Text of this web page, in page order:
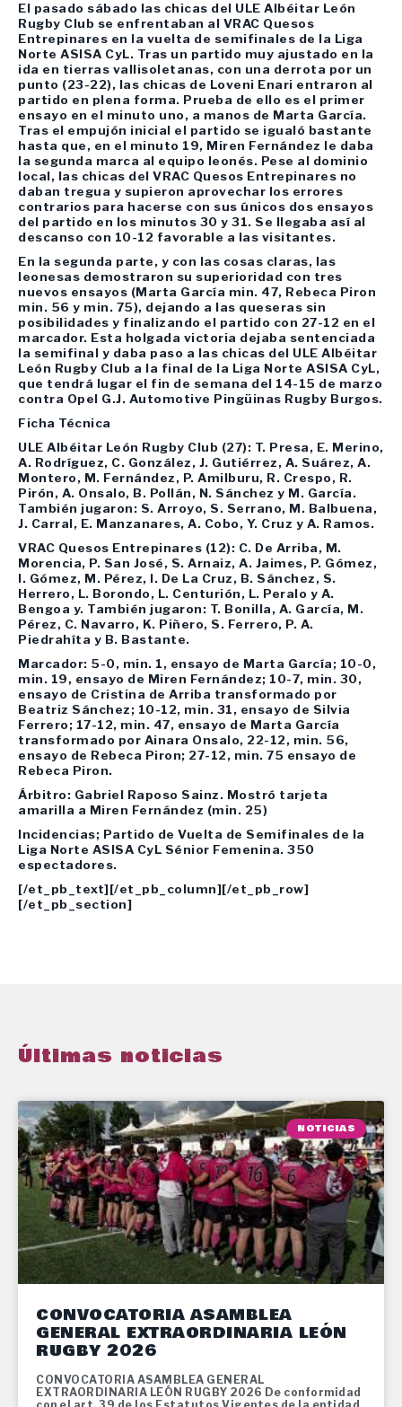
El pasado sábado las chicas del ULE Albéitar León
Rugby Club se enfrentaban al VRAC Quesos
Entrepinares en la vuelta de semifinales de la Liga
Norte ASISA CyL. Tras un partido muy ajustado en la
ida en tierras vallisoletanas, con una derrota por un
punto (23-22), las chicas de Loveni Enari entraron al
partido en plena forma. Prueba de ello es el primer
ensayo en el minuto uno, a manos de Marta García.
Tras el empujón inicial el partido se igualó bastante
hasta que, en el minuto 19, Miren Fernández le daba
la segunda marca al equipo leonés. Pese al dominio
local, las chicas del VRAC Quesos Entrepinares no
daban tregua y supieron aprovechar los errores
contrarios para hacerse con sus únicos dos ensayos
del partido en los minutos 30 y 31. Se llegaba así al
descanso con 10-12 favorable a las visitantes.
En la segunda parte, y con las cosas claras, las
leonesas demostraron su superioridad con tres
nuevos ensayos (Marta García min. 47, Rebeca Piron
min. 56 y min. 75), dejando a las queseras sin
posibilidades y finalizando el partido con 27-12 en el
marcador. Esta holgada victoria dejaba sentenciada
la semifinal y daba paso a las chicas del ULE Albéitar
León Rugby Club a la final de la Liga Norte ASISA CyL,
que tendrá lugar el fin de semana del 14-15 de marzo
contra Opel G.J. Automotive Pingüinas Rugby Burgos.
Ficha Técnica
ULE Albéitar León Rugby Club (27): T. Presa, E. Merino,
A. Rodríguez, C. González, J. Gutiérrez, A. Suárez, A.
Montero, M. Fernández, P. Amilburu, R. Crespo, R.
Pirón, A. Onsalo, B. Pollán, N. Sánchez y M. García.
También jugaron: S. Arroyo, S. Serrano, M. Balbuena,
J. Carral, E. Manzanares, A. Cobo, Y. Cruz y A. Ramos.
VRAC Quesos Entrepinares (12): C. De Arriba, M.
Morencia, P. San José, S. Arnaiz, A. Jaimes, P. Gómez,
I. Gómez, M. Pérez, I. De La Cruz, B. Sánchez, S.
Herrero, L. Borondo, L. Centurión, L. Peralo y A.
Bengoa y. También jugaron: T. Bonilla, A. García, M.
Pérez, C. Navarro, K. Piñero, S. Ferrero, P. A.
Piedrahíta y B. Bastante.
Marcador: 5-0, min. 1, ensayo de Marta García; 10-0,
min. 19, ensayo de Miren Fernández; 10-7, min. 30,
ensayo de Cristina de Arriba transformado por
Beatriz Sánchez; 10-12, min. 31, ensayo de Silvia
Ferrero; 17-12, min. 47, ensayo de Marta García
transformado por Ainara Onsalo, 22-12, min. 56,
ensayo de Rebeca Piron; 27-12, min. 75 ensayo de
Rebeca Piron.
Árbitro: Gabriel Raposo Sainz. Mostró tarjeta
amarilla a Miren Fernández (min. 25)
Incidencias; Partido de Vuelta de Semifinales de la
Liga Norte ASISA CyL Sénior Femenina. 350
espectadores.
[/et_pb_text][/et_pb_column][/et_pb_row]
[/et_pb_section]
Últimas noticias
NOTICIAS
CONVOCATORIA ASAMBLEA
GENERAL EXTRAORDINARIA LEÓN
RUGBY 2026
CONVOCATORIA ASAMBLEA GENERAL
EXTRAORDINARIA LEÓN RUGBY 2026 De conformidad